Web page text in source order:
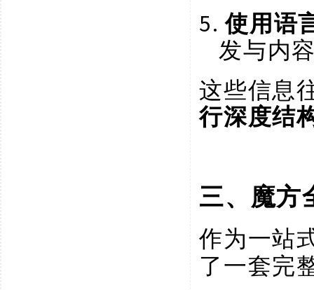
5.使用语
发与内
这些信息
行深度结
三、魔方
作为一站
了一套完